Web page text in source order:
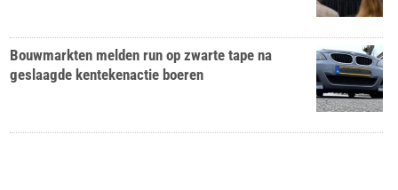
Bouwmarkten melden run op zwarte tape na
geslaagde kentekenactie boeren